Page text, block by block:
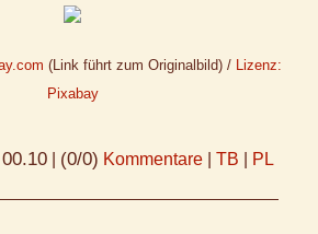
(Link führt zum Originalbild) / Lizenz:
Pixabay
(0/0) Kommentare TB PL